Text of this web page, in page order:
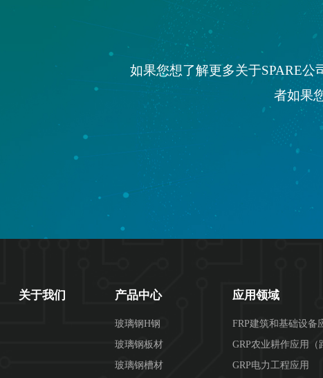
如果您想了解更多关于SPARE
者如果
关于我们 产品中心
玻璃钢H钢
玻璃钢板材
玻璃钢槽材
应用领域
FRP建筑和基础设备
GRP农业耕作应用（
GRP电力工程应用